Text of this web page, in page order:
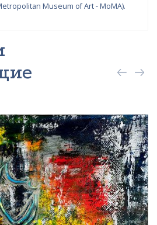
Museum of Art - MoMA).